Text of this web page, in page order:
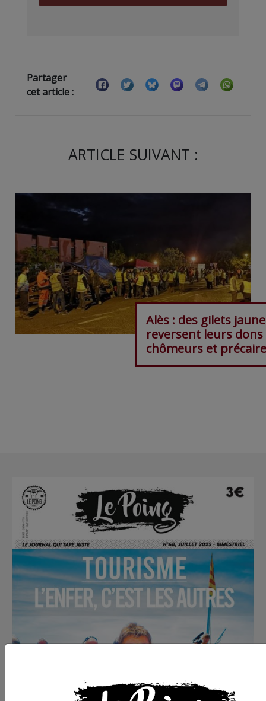
Partager
cet article :
ARTICLE SUIVANT :
Alès : des gilets
reversent leurs dons
chômeurs et